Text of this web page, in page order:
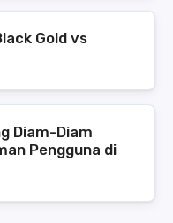
Gold vs
Diam-Diam
Pengguna di